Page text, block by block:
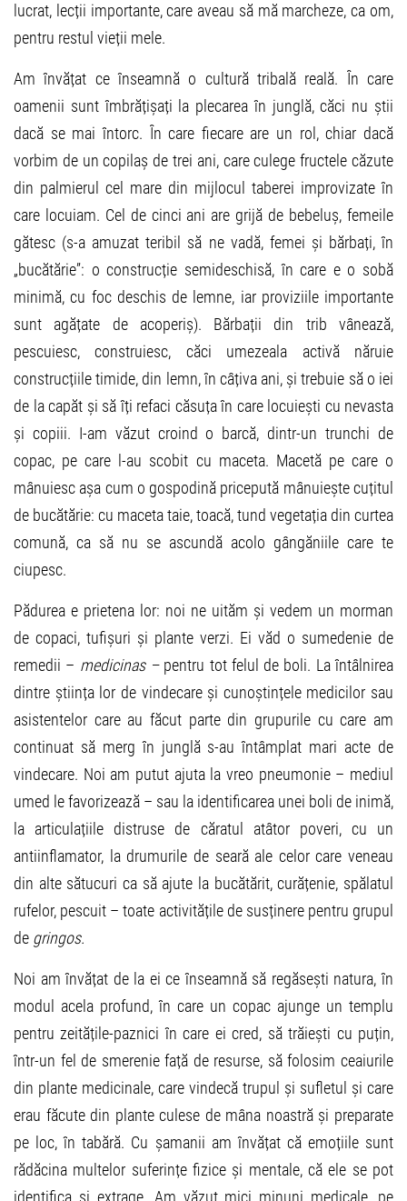
lucrat, lecții importante, care aveau să mă marcheze, ca om,
pentru restul vieții mele.
Am învățat ce înseamnă o cultură tribală reală. În care
oamenii sunt îmbrățișați la plecarea în junglă, căci nu știi
dacă se mai întorc. În care fiecare are un rol, chiar dacă
vorbim de un copilaș de trei ani, care culege fructele căzute
din palmierul cel mare din mijlocul taberei improvizate în
care locuiam. Cel de cinci ani are grijă de bebeluș, femeile
gătesc (s-a amuzat teribil să ne vadă, femei și bărbați, în
„bucătărie”: o construcție semideschisă, în care e o sobă
minimă, cu foc deschis de lemne, iar proviziile importante
sunt agățate de acoperiș). Bărbații din trib vânează,
pescuiesc, construiesc, căci umezeala activă năruie
construcțiile timide, din lemn, în câțiva ani, și trebuie să o iei
de la capăt și să îți refaci căsuța în care locuiești cu nevasta
și copiii. I-am văzut croind o barcă, dintr-un trunchi de
copac, pe care l-au scobit cu maceta. Macetă pe care o
mânuiesc așa cum o gospodină pricepută mânuiește cuțitul
de bucătărie: cu maceta taie, toacă, tund vegetația din curtea
comună, ca să nu se ascundă acolo gângăniile care te
ciupesc.
Pădurea e prietena lor: noi ne uităm și vedem un morman
de copaci, tufișuri și plante verzi. Ei văd o sumedenie de
remedii – medicinas – pentru tot felul de boli. La întâlnirea
dintre știința lor de vindecare și cunoștințele medicilor sau
asistentelor care au făcut parte din grupurile cu care am
continuat să merg în junglă s-au întâmplat mari acte de
vindecare. Noi am putut ajuta la vreo pneumonie – mediul
umed le favorizează – sau la identificarea unei boli de inimă,
la articulațiile distruse de căratul atâtor poveri, cu un
antiinflamator, la drumurile de seară ale celor care veneau
din alte sătucuri ca să ajute la bucătărit, curățenie, spălatul
rufelor, pescuit – toate activitățile de susținere pentru grupul
de gringos.
Noi am învățat de la ei ce înseamnă să regăsești natura, în
modul acela profund, în care un copac ajunge un templu
pentru zeitățile-paznici în care ei cred, să trăiești cu puțin,
într-un fel de smerenie față de resurse, să folosim ceaiurile
din plante medicinale, care vindecă trupul și sufletul și care
erau făcute din plante culese de mâna noastră și preparate
pe loc, în tabără. Cu șamanii am învățat că emoțiile sunt
rădăcina multelor suferințe fizice și mentale, că ele se pot
identifica și extrage. Am văzut mici minuni medicale, pe